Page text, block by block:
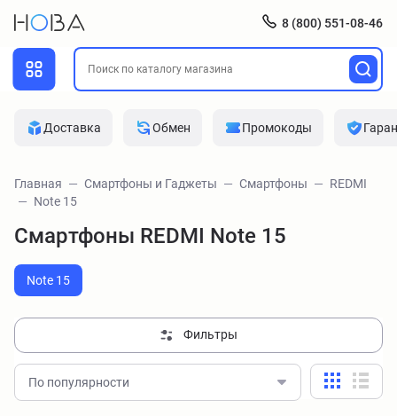
8 (800) 551-08-46
Доставка Обмен Промокоды
Главная Смартфоны и Гаджеты Смартфоны
REDMI
Note 15
Смартфоны REDMI Note 15
Note 15
Фильтры
По популярности